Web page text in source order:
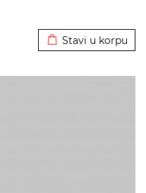
Stavi u korpu